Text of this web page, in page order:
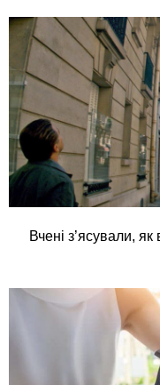
Вчені з’ясували,